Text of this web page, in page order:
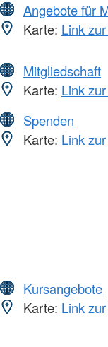
Angebote für
Karte: Link
Mitgliedschaft
Karte: Link
Spenden
Karte: Link
Kursangebote
Karte: Link